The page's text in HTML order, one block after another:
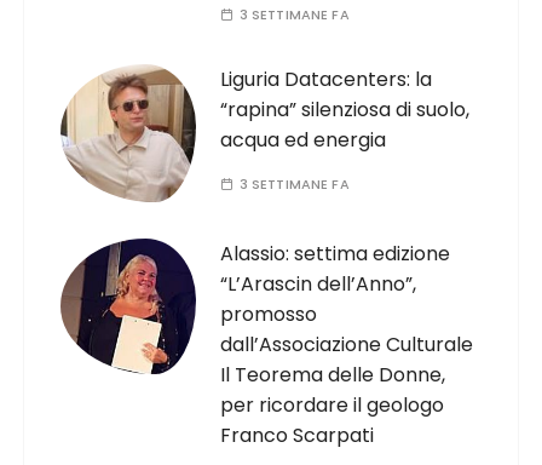
3 SETTIMANE FA
Liguria Datacenters: la
“rapina” silenziosa di suolo,
acqua ed energia
3 SETTIMANE FA
Alassio: settima edizione
“L’Arascin dell’Anno”,
promosso
dall’Associazione Culturale
Il Teorema delle Donne,
per ricordare il geologo
Franco Scarpati